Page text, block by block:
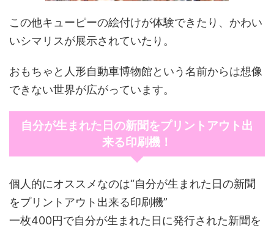
この他キューピーの絵付けが体験できたり、かわい
いシマリスが展示されていたり。
おもちゃと人形自動車博物館という名前からは想像
できない世界が広がっています。
自分が生まれた日の新聞をプリントアウト出
来る印刷機！
個人的にオススメなのは“自分が生まれた日の新聞
をプリントアウト出来る印刷機”
一枚400円で自分が生まれた日に発行された新聞を